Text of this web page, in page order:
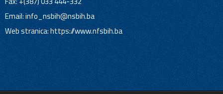
Email:info_nsbih@nsbih.ba
Web stranica: https://www.nfsbih.ba